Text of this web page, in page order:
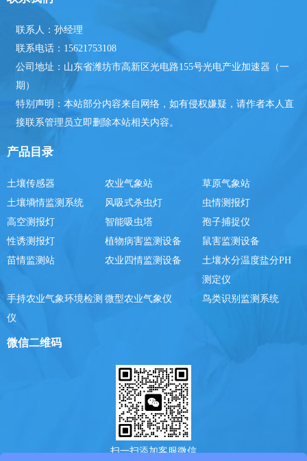
联系人：孙经理
联系电话：15621753108
公司地址：山东省潍坊市高新区光电路155号光电产业加速器（一
期）
特别声明：本站部分内容来自网络，如有侵权嫌疑，请作者本人直
接联系管理员立即删除本站相关内容。
产品目录
土壤传感器 农业气象站
草原气象站
土壤墒情监测系统
风吸式杀虫灯
虫情测报灯
高空测报灯
智能吸虫塔
孢子捕捉仪
性诱测报灯
植物病害监测设备
鼠害监测设备
苗情监测站
农业四情监测设备
土壤水分温度盐分PH
测定仪
手持农业气象环境检测
仪
微型农业气象仪 鸟类识别监测系统
微信二维码
扫一扫添加客服微信